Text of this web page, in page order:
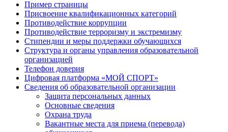
Пример страницы
Присвоение квалификационных категорий
Противодействие коррупции
Противодействие терроризму и экстремизму
Стипендии и меры поддержки обучающихся
Структура и органы управления образовательной
организацией
Телефон доверия
Цифровая платформа «МОЙ СПОРТ»
Сведения об образовательной организации
Защита персональных данных
Основные сведения
Охрана труда
Вакантные места для приема (перевода)